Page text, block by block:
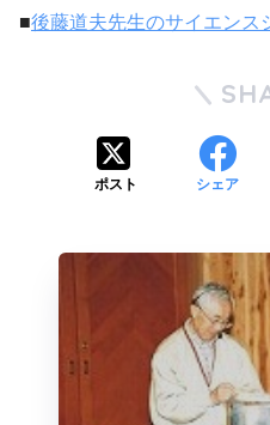
■後藤道夫先生のサイエン
ポスト シェア